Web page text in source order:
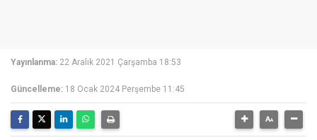
Yayınlanma: 22 Aralık 2021 Çarşamba 18:53
Güncelleme: 18 Ocak 2024 Perşembe 11:45